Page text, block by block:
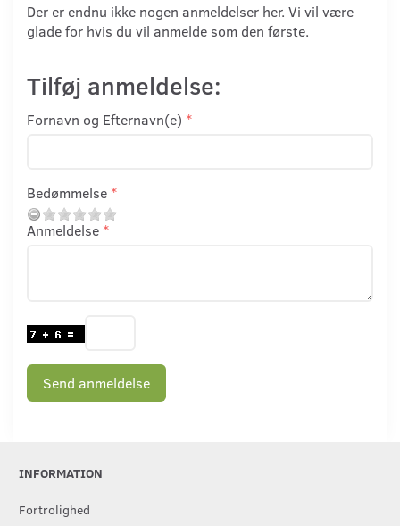
Der er endnu ikke nogen anmeldelser her. Vi vil være
glade for hvis du vil anmelde som den første.
Tilføj anmeldelse:
Fornavn og Efternavn(e)
Bedømmelse
Anmeldelse
Send anmeldelse
INFORMATION
Fortrolighed